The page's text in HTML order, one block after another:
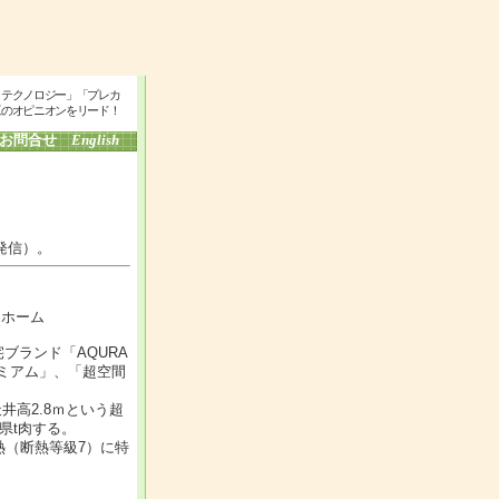
クノロジー」「プレカ
オピニオンをリード！
問合せ English
）。
ーム
ランド「AQURA
アム」、「超空間
高2.8ｍという超
t肉する。
断熱等級7）に特